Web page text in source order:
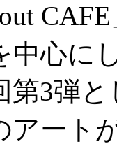
中心に
第3弾
アート